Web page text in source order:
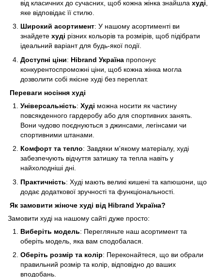
від класичних до сучасних, щоб кожна жінка знайшла худі
яке відповідає її стилю.
Широкий асортимент: У нашому асортименті ви
знайдете худі різних кольорів та розмірів, щоб підібрати
ідеальний варіант для будь-якої події.
Доступні ціни: Hibrand Україна пропонує
конкурентоспроможні ціни, щоб кожна жінка могла
дозволити собі якісне худі без переплат.
Переваги носіння худі
Універсальність: Худі можна носити як частину
повсякденного гардеробу або для спортивних занять.
Вони чудово поєднуються з джинсами, легінсами чи
спортивними штанами.
Комфорт та тепло: Завдяки м'якому матеріалу, худі
забезпечують відчуття затишку та тепла навіть у
найхолодніші дні.
Практичність: Худі мають великі кишені та капюшони, що
додає додаткової зручності та функціональності.
Як замовити жіноче худі від Hibrand Україна?
Замовити худі на нашому сайті дуже просто:
Виберіть модель: Перегляньте наш асортимент та
оберіть модель, яка вам сподобалася.
Оберіть розмір та колір: Переконайтеся, що ви обрали
правильний розмір та колір, відповідно до ваших
вподобань.